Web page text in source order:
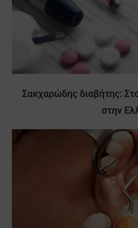
Σακχαρώδης διαβήτης:
στην